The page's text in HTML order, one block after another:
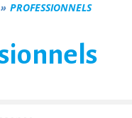
PROFESSIONNELS